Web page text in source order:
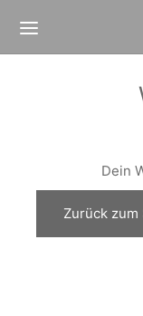
Dein
Zurück zum